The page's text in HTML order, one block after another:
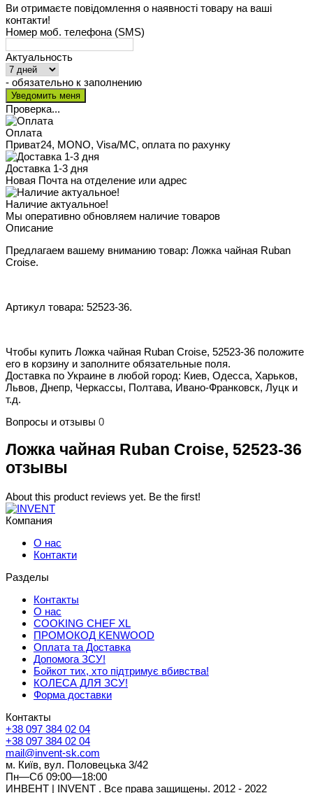
Ви отримаєте повідомлення о наявності товару на ваші
контакти!
Номер моб. телефона (SMS)
Актуальность
- обязательно к заполнению
Проверка...
Оплата
Приват24, MONO, Visa/MC, оплата по рахунку
Доставка 1-3 дня
Новая Почта на отделение или адрес
Наличие актуальное!
Мы оперативно обновляем наличие товаров
Описание
Предлагаем вашему вниманию товар: Ложка чайная Ruban
Croise.
Артикул товара: 52523-36.
Чтобы купить Ложка чайная Ruban Croise, 52523-36 положите
его в корзину и заполните обязательные поля.
Доставка по Украине в любой город: Киев, Одесса, Харьков,
Львов, Днепр, Черкассы, Полтава, Ивано-Франковск, Луцк и
т.д.
Вопросы и отзывы 0
Ложка чайная Ruban Croise, 52523-36
отзывы
About this product reviews yet. Be the first!
Компания
О нас
Контакти
Разделы
Контакты
О нас
COOKING CHEF XL
ПРОМОКОД KENWOOD
Оплата та Доставка
Допомога ЗСУ!
Бойкот тих, хто підтримує вбивства!
КОЛЕСА ДЛЯ ЗСУ!
Форма доставки
Контакты
+38 097 384 02 04
+38 097 384 02 04
mail@invent-sk.com
м. Київ, вул. Половецька 3/42
Пн—Сб 09:00—18:00
ИНВЕНТ | INVENT . Все права защищены. 2012 - 2022